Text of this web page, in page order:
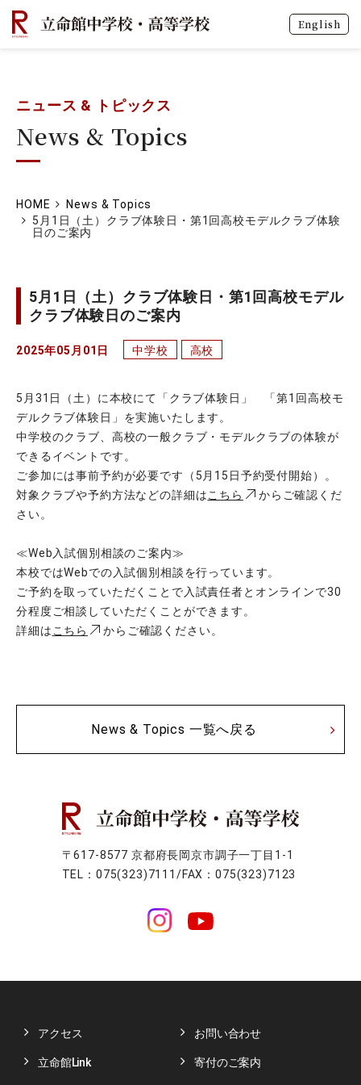
English
ニュース & トピックス
News & Topics
HOME
News & Topics
5月1日（土）クラブ体験日・第1回高校モデルクラブ体験
日のご案内
5月1日（土）クラブ体験日・第1回高校モデル
クラブ体験日のご案内
2025年05月01日 中学校 高校
5月31日（土）に本校にて「クラブ体験日」 「第1回高校モ
デルクラブ体験日」を実施いたします。
中学校のクラブ、高校の一般クラブ・モデルクラブの体験が
できるイベントです。
ご参加には事前予約が必要です（5月15日予約受付開始）。
対象クラブや予約方法などの詳細はこちら
からご確認くだ
さい。
≪Web入試個別相談のご案内≫
本校ではWebでの入試個別相談を行っています。
ご予約を取っていただくことで入試責任者とオンラインで30
分程度ご相談していただくことができます。
詳細は こちら からご確認ください。
News & Topics 一覧へ戻る
〒617-8577 京都府長岡京市調子一丁目1-1
TEL：075(323)7111/FAX：075(323)7123
アクセス お問い合わせ
立命館Link 寄付のご案内